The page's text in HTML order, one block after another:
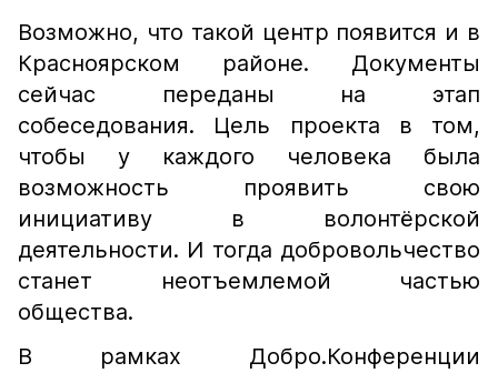
Возможно, что такой центр появится и в
Красноярском районе. Документы
сейчас переданы на этап
собеседования. Цель проекта в том,
чтобы у каждого человека была
возможность проявить свою
инициативу в волонтёрской
деятельности. И тогда добровольчество
станет неотъемлемой частью
общества.
В рамках Добро.Конференции